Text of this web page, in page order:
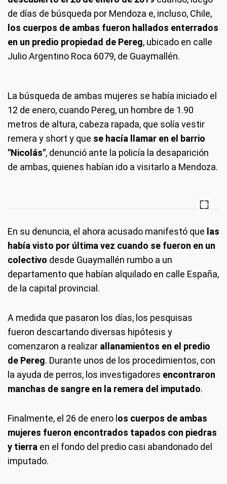
de días de búsqueda por Mendoza e, incluso, Chile,
los cuerpos de ambas fueron hallados enterrados
en un predio propiedad de Pereg, ubicado en calle
Julio Argentino Roca 6079, de Guaymallén.
La búsqueda de ambas mujeres se había iniciado el
12 de enero, cuando Pereg, un hombre de 1.90
metros de altura, cabeza rapada, que solía vestir
remera y short y que se hacía llamar en el barrio
"Nicolás", denunció ante la policía la desaparición
de ambas, quienes habían ido a visitarlo a Mendoza.
En su denuncia, el ahora acusado manifestó que las
había visto por última vez cuando se fueron en un
colectivo desde Guaymallén rumbo a un
departamento que habían alquilado en calle España,
de la capital provincial.
A medida que pasaron los días, los pesquisas
fueron descartando diversas hipótesis y
comenzaron a realizar allanamientos en el predio
de Pereg. Durante unos de los procedimientos, con
la ayuda de perros, los investigadores encontraron
manchas de sangre en la remera del imputado.
Finalmente, el 26 de enero l os cuerpos de ambas
mujeres fueron encontrados tapados con piedras
y tierra en el fondo del predio casi abandonado del
imputado.